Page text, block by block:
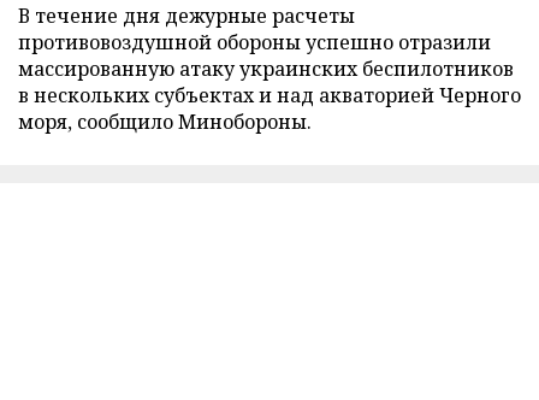
В течение дня дежурные расчеты
противовоздушной обороны успешно отразили
массированную атаку украинских беспилотников
в нескольких субъектах и над акваторией Черного
моря, сообщило Минобороны.